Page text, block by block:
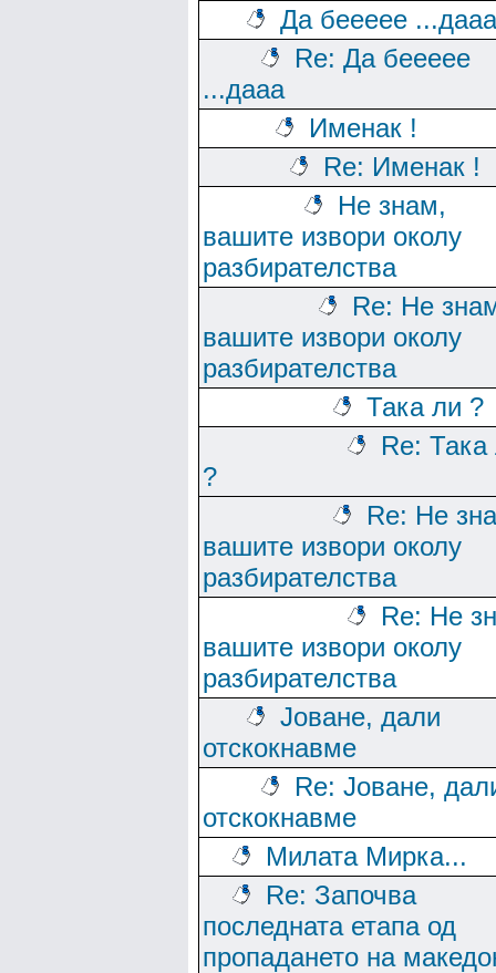
Да беееее ...дааа
Re: Да беееее
...дааа
Именак !
Re: Именак !
Не знам,
вашите извори околу
разбирателства
Re: Не
вашите извори околу
разбирателства
Така ли ?
Re: Така
?
Re: Не
вашите извори околу
разбирателства
Re: Не
вашите извори околу
разбирателства
Јоване, дали
отскокнавме
Re: Јоване,
отскокнавме
Милата Мирка...
Re: Започва
последната етапа од
пропадането на